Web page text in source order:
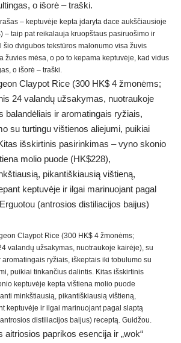
– keptuvėje kepta įdaryta dace aukščiausioje
– taip pat reikalauja kruopštaus pasiruošimo ir
šio dvigubos tekstūros malonumo visa žuvis
žuvies mėsa, o po to kepama keptuvėje, kad vidus
o išorė – traški.
Claypot Rice (300 HK$ 4 žmonėms;
valandų užsakymas, nuotraukoje kairėje), su
ryžiais, iškeptais iki tobulumo su
puikiai tinkančius dalintis. Kitas išskirtinis
keptuvėje kepta vištiena molio puode
minkštiausią, pikantiškiausią vištieną,
keptuvėje ir ilgai marinuojant pagal slaptą
distiliacijos baijus) receptą. Guidžou.
aitriosios paprikos esencija ir „wok“